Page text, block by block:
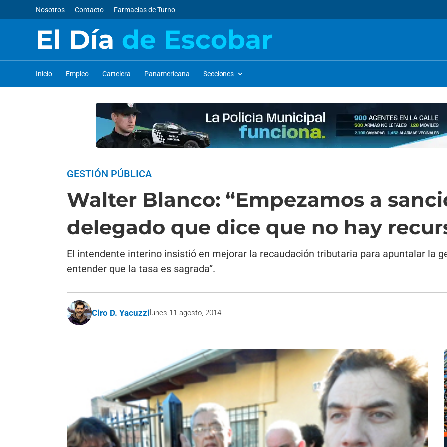
Nosotros Contacto Farmacias de Turno
El Día de Escobar
Inicio Empleo Cartelera Panamericana Secciones
GESTIÓN PÚBLICA
Walter Blanco: “Empezamos a
delegado que dice que no hay
El intendente interino insistió en mejorar la recaudación tributaria para apuntalar la
entender que la tasa es sagrada”.
Ciro D. Yacuzzi lunes 11 agosto, 2014